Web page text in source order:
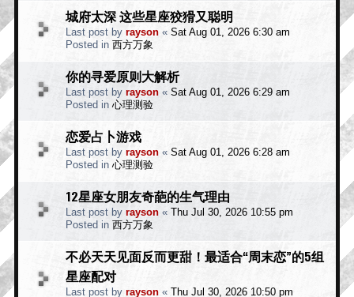
城府太深 这些星座狡猾又聪明
Last post by rayson « Sat Aug 01, 2026 6:30 am
Posted in 西方万象
你的寻爱原则大解析
Last post by rayson « Sat Aug 01, 2026 6:29 am
Posted in 心理测验
恋爱占卜游戏
Last post by rayson « Sat Aug 01, 2026 6:28 am
Posted in心理测验
12星座女朋友奇葩的生气理由
Last post by rayson « Thu Jul 30, 2026 10:55 pm
Posted in 西方万象
不必天天见面反而更甜！最适合“周末恋”的5组
星座配对
Last post by rayson « Thu Jul 30, 2026 10:50 pm